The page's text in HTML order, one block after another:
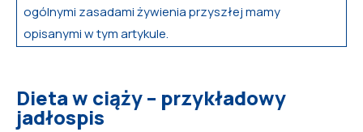
ogólnymi zasadami żywienia przyszłej mamy
opisanymi w tym artykule.
Dieta w ciąży – przykładowy
jadłospis